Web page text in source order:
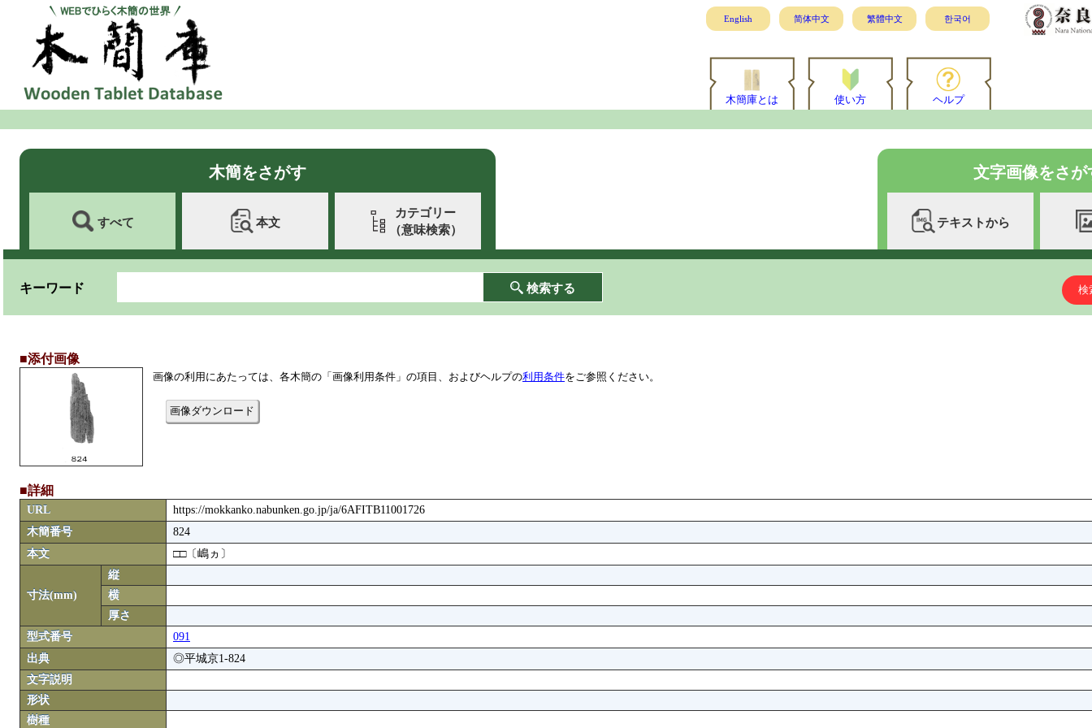
English 简体中文 繁體中文 한국어
木簡庫とは 使い方 ヘルプ
木簡をさがす
すべて 本文
カテゴリー
（意味検索）
文字画像をさが
テキストから
キーワード 検索する 検
■添付画像
画像の利用にあたっては、各木簡の「画像利用条件」の項目、およびヘルプの利用条件をご参照ください。
画像ダウンロード
■詳細
URL
https://mokkanko.nabunken.go.jp/ja/6AFITB11001726
木簡番号
824
本文
□□〔嶋ヵ〕
寸法(mm)
縦
横
厚さ
型式番号
091
出典
◎平城京1-824
文字説明
形状
樹種